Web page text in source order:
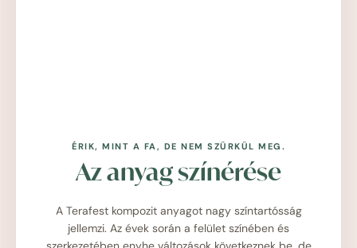
ÉRIK, MINT A FA, DE NEM SZÜRKÜL MEG.
Az anyag színérése
A Terafest kompozit anyagot nagy színtartósság
jellemzi. Az évek során a felület színében és